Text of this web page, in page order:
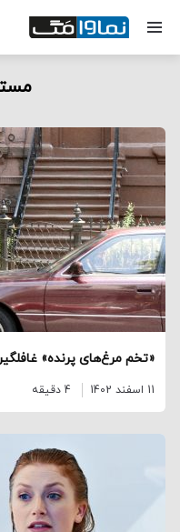
«تخم مرغ‌های پرنده»
11 اسفند 1402 4 دقیقه